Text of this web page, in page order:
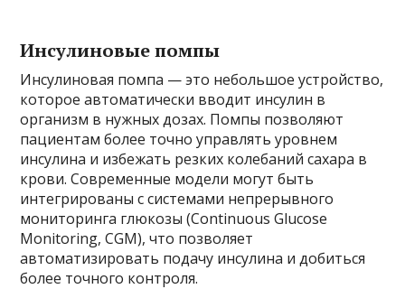
Инсулиновые помпы
Инсулиновая помпа — это небольшое устройство,
которое автоматически вводит инсулин в
организм в нужных дозах. Помпы позволяют
пациентам более точно управлять уровнем
инсулина и избежать резких колебаний сахара в
крови. Современные модели могут быть
интегрированы с системами непрерывного
мониторинга глюкозы (Continuous Glucose
Monitoring, CGM), что позволяет
автоматизировать подачу инсулина и добиться
более точного контроля.